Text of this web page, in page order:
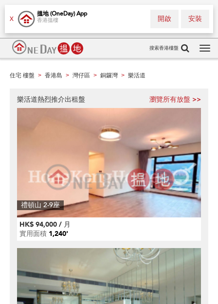
X
搵地 (OneDay) App
香港搵樓 安裝
開啟
搜索香港樓盤
住宅 樓盤 > 香港島 > 灣仔區 > 銅鑼灣 > 樂活道
樂活道熱烈推介出租盤 瀏覽所有放盤 >>
禮頓山 2-9座
HK$ 94,000 / 月
實用面積 1,240'